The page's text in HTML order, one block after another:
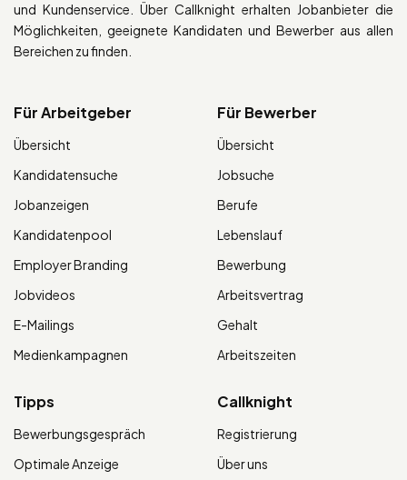
und Kundenservice. Über Callknight erhalten Jobanbieter die
Möglichkeiten, geeignete Kandidaten und Bewerber aus allen
Bereichen zu finden.
Für Arbeitgeber
Übersicht
Kandidatensuche
Jobanzeigen
Kandidatenpool
Employer Branding
Jobvideos
E-Mailings
Medienkampagnen
Für Bewerber
Übersicht
Jobsuche
Berufe
Lebenslauf
Bewerbung
Arbeitsvertrag
Gehalt
Arbeitszeiten
Tipps
Bewerbungsgespräch
Optimale Anzeige
Callknight
Registrierung
Über uns